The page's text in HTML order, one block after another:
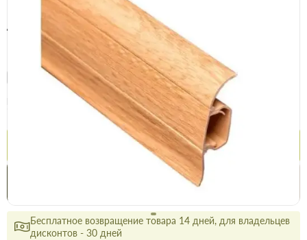
Плинтус с резинкою 2,5 м Дуб степной 30
Тис
Безкоштовна доставка! Від 15000 грн єВідновлення Доставка НП
Опт
77.5 грн
Купить
Акции
Бесплатное возвращение товара 14 дней, для владельцев
дисконтов - 30 дней